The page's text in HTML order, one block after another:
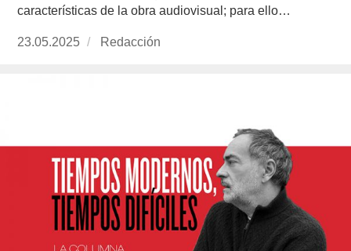
características de la obra audiovisual; para ello…
Publicado
23.05.2025 https://www.experimenta.es/author/redaccion/
Redacción